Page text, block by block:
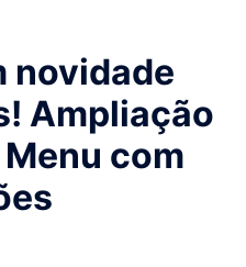
novidade
Ampliação
com